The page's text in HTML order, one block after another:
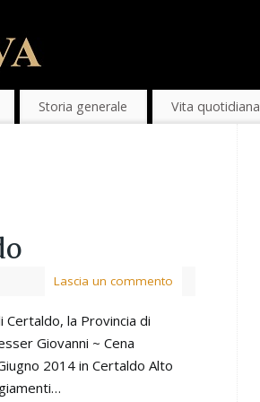
Storia generale Vita quotidiana
Lascia un commento
Certaldo, la Provincia di
Giovanni ~ Cena
2014 in Certaldo Alto